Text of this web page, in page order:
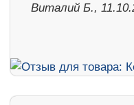
Виталий Б.,